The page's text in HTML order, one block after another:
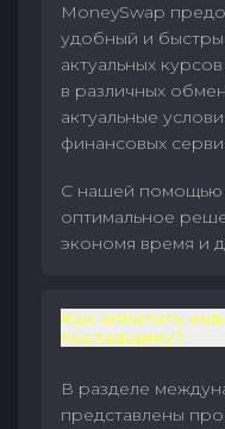
MoneySwap
удобный и
актуальных
в различных
актуальные
финансовых
С нашей помощью
оптимальное
экономя время и
Как оплатить
поставщику?
В разделе
представлены